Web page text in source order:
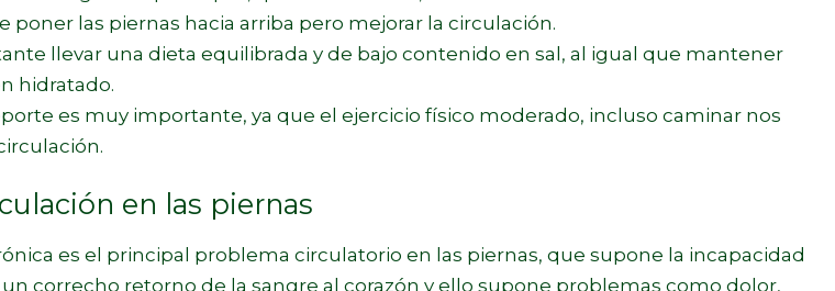
poner las piernas hacia arriba pero mejorar la circulación.
llevar una dieta equilibrada y de bajo contenido en sal, al igual que mantener
hidratado.
es muy importante, ya que el ejercicio físico moderado, incluso caminar nos
en las piernas
es el principal problema circulatorio en las piernas, que supone la incapacidad
un correcho retorno de la sangre al corazón y ello supone problemas como dolor,